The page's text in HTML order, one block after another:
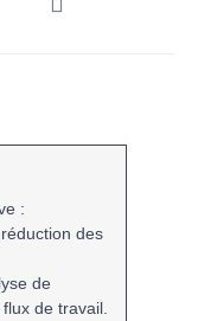
:
des
de
de travail.